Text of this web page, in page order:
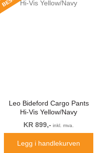
Leo Bideford Cargo Pants
Hi-Vis Yellow/Navy
KR 899,- inkl. mva.
Legg i handlekurven